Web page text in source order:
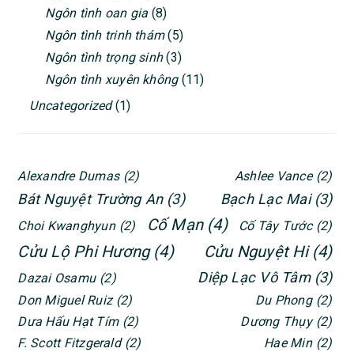
Ngôn tình oan gia (8)
Ngôn tình trinh thám(5)
Ngôn tình trọng sinh(3)
Ngôn tình xuyên không(11)
Uncategorized(1)
Alexandre Dumas (2) Ashlee Vance (2)
Bát Nguyệt Trường An (3) Bạch Lạc Mai (3)
Choi Kwanghyun (2) Cố Mạn (4) Cố Tây Tước (2)
Cửu Lộ Phi Hương (4) Cửu Nguyệt Hi (4)
Dazai Osamu (2) Diệp Lạc Vô Tâm (3)
Don Miguel Ruiz (2) Du Phong (2)
Dưa Hấu Hạt Tím (2) Dương Thụy (2)
F. Scott Fitzgerald (2) Hae Min (2)